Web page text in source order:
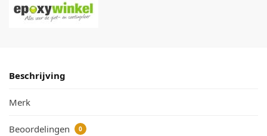
Beschrijving
Merk
Beoordelingen 0